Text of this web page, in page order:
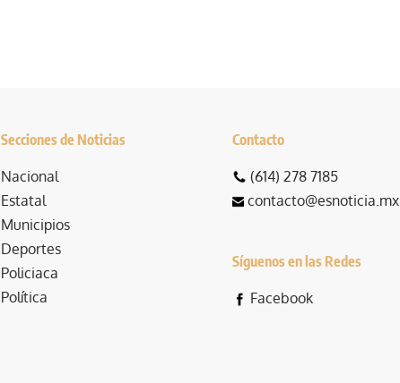
Secciones de Noticias
Nacional
Estatal
Municipios
Deportes
Policiaca
Política
Contacto
(614) 278 7185
contacto@esnoticia.mx
Síguenos en las Redes
Facebook